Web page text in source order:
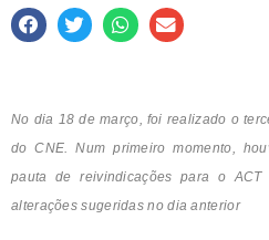
No dia 18 de março, foi realizado o
do CNE. Num primeiro momento,
pauta de reivindicações para o
alterações sugeridas no dia anterior